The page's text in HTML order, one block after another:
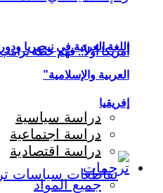
أمريكا أولاً.. فهم خطة
إفريقيا
اللغة العربية في نيجيريا
العربية والإسلامية”
دراسة سياسية
دراسة اجتماعية
دراسة اقتصادية
ترجمات
جميع المواد